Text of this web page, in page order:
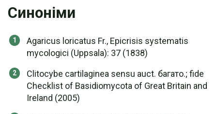
Синоніми
Agaricus loricatus Fr., Epicrisis systematis
mycologici (Uppsala): 37 (1838)
Clitocybe cartilaginea sensu auct. багато.; fide
Checklist of Basidiomycota of Great Britain and
Ireland (2005)